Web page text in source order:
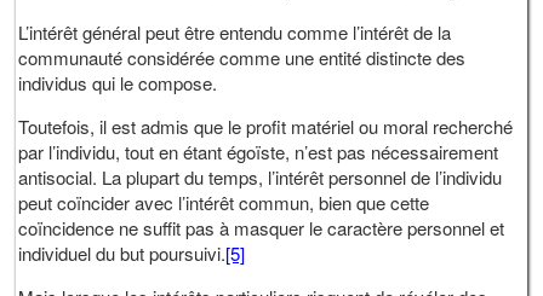
L’intérêt général peut être entendu comme l’intérêt de la
communauté considérée comme une entité distincte des
individus qui le compose.
Toutefois, il est admis que le profit matériel ou moral recherché
par l’individu, tout en étant égoïste, n’est pas nécessairement
antisocial. La plupart du temps, l’intérêt personnel de l’individu
peut coïncider avec l’intérêt commun, bien que cette
coïncidence ne suffit pas à masquer le caractère personnel et
individuel du but poursuivi.[5]